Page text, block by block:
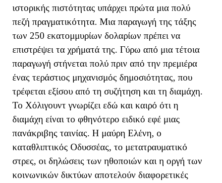
ιστορικής πιστότητας υπάρχει πρώτα μια πολύ
πεζή πραγματικότητα. Μια παραγωγή της τάξης
των 250 εκατομμυρίων δολαρίων πρέπει να
επιστρέψει τα χρήματά της. Γύρω από μια τέτοια
παραγωγή στήνεται πολύ πριν από την πρεμιέρα
ένας τεράστιος μηχανισμός δημοσιότητας, που
τρέφεται εξίσου από τη συζήτηση και τη διαμάχη.
Το Χόλιγουντ γνωρίζει εδώ και καιρό ότι η
διαμάχη είναι το φθηνότερο ειδικό εφέ μιας
πανάκριβης ταινίας. Η μαύρη Ελένη, ο
καταθλιπτικός Οδυσσέας, το μετατραυματικό
στρες, οι δηλώσεις των ηθοποιών και η οργή των
κοινωνικών δικτύων αποτελούν διαφορετικές